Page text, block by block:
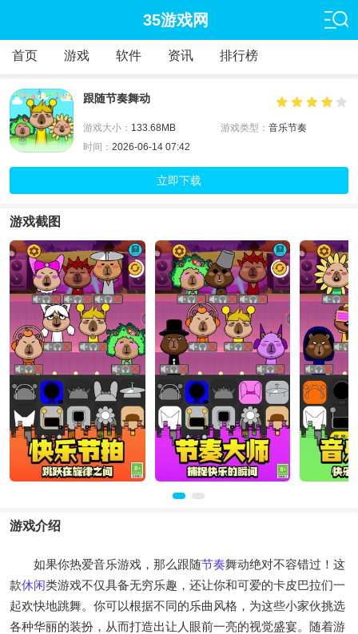
35游戏网
首页 游戏 软件 资讯 排行榜
跟随节奏舞动
游戏大小： 133.68MB 游戏类型： 音乐节奏
时间： 2026-06-14 07:42
立即下载
游戏截图
游戏介绍
如果你热爱音乐游戏，那么跟随节奏舞动绝对不容错过！这
款休闲类游戏不仅具备无穷乐趣，还让你和可爱的卡皮巴拉们一
起欢快地跳舞。你可以根据不同的乐曲风格，为这些小家伙挑选
各种华丽的装扮，从而打造出让人眼前一亮的视觉盛宴。随着游